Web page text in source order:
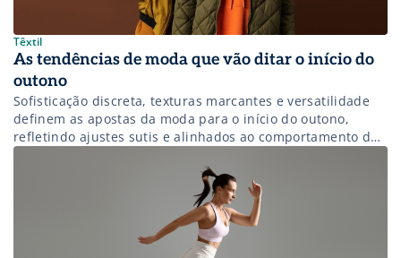
Têxtil
As tendências de moda que vão ditar o início do
outono
Sofisticação discreta, texturas marcantes e versatilidade
definem as apostas da moda para o início do outono,
refletindo ajustes sutis e alinhados ao comportamento do